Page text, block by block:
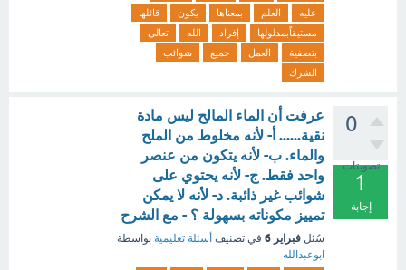
عليه
العلم بمعناها يكون
قائلها
مستيقاًبمدلولها
إفراد الله
تعالى
بتصفية
العمل جميع
شوائب
الشرك
0
تصويتات
1
إجابة
عرفت أن الماء المالح ليس مادة
نقية...... أ- لأنه مخلوط من الملح
والماء. ب- لأنه يتكون من عنصر
واحد فقط. ج- لأنه يحتوي على
شوائب غير ذائبة. د- لأنه لا يمكن
تمييز مكوناته بسهولة ؟ - مع الشرح
سُئل فبراير 6 في تصنيف أسئلة تعليمية بواسطة
ابوعبدالله